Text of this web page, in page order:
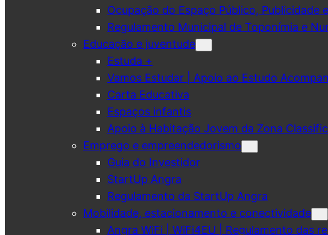
Ocupação do Espaço Público,
Regulamento Municipal de Toponímia e
Educação e juventude
Estuda +
Vamos Estudar | Apoio ao Estudo
Carta Educativa
Espaços infantis
Apoio à Habitação Jovem da Zona
Emprego e empreendedorismo
Guia do Investidor
StartUp Angra
Regulamento da StartUp Angra
Mobilidade, estacionamento e conectividade
Angra WiFi | WiFi4EU | Regulamento das